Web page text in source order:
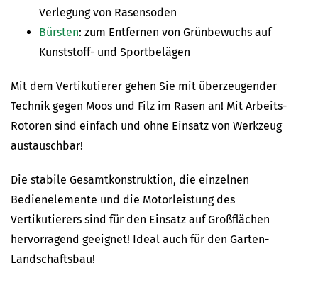
Verlegung von Rasensoden
Bürsten: zum Entfernen von Grünbewuchs auf
Kunststoff- und Sportbelägen
Mit dem Vertikutierer gehen Sie mit überzeugender
Technik gegen Moos und Filz im Rasen an! Mit Arbeits-
Rotoren sind einfach und ohne Einsatz von Werkzeug
austauschbar!
Die stabile Gesamtkonstruktion, die einzelnen
Bedienelemente und die Motorleistung des
Vertikutierers sind für den Einsatz auf Großflächen
hervorragend geeignet! Ideal auch für den Garten-
Landschaftsbau!